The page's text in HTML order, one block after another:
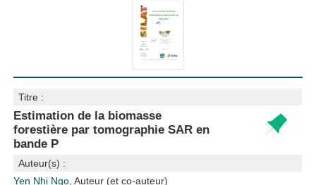
Titre :
Estimation de la biomasse
forestière par tomographie SAR en
bande P
Auteur(s) :
Yen Nhi Ngo , Auteur (et co-auteur)